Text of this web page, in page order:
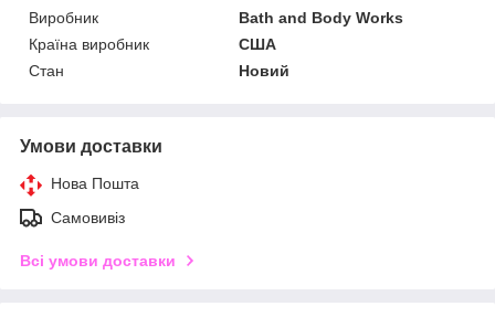
Виробник
Bath and Body Works
Країна виробник
США
Стан
Новий
Умови доставки
Нова Пошта
Самовивіз
Всі умови доставки